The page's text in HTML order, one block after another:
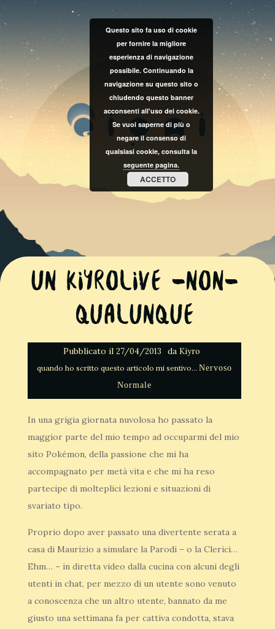
Un KiyroLive -non-
qualunque
Pubblicato il 27/04/2013 da Kiyro
Nervoso
Normale
In una grigia giornata nuvolosa ho passato la
maggior parte del mio tempo ad occuparmi del mio
sito Pokémon, della passione che mi ha
accompagnato per metà vita e che mi ha reso
partecipe di molteplici lezioni e situazioni di
svariato tipo.
Proprio dopo aver passato una divertente serata a
casa di Maurizio a simulare la Parodi – o la Clerici…
Ehm… – in diretta video dalla cucina con alcuni degli
utenti in chat, per mezzo di un utente sono venuto
a conoscenza che un altro utente, bannato da me
giusto una settimana fa per cattiva condotta, stava
Questo sito fa uso di cookie
per fornire la migliore
esperienza di navigazione
possibile. Continuando la
navigazione su questo sito o
chiudendo questo banner
acconsenti all'uso dei cookie.
Se vuoi saperne di più o
negare il consenso di
qualsiasi cookie, consulta la
seguente pagina.
ACCETTO